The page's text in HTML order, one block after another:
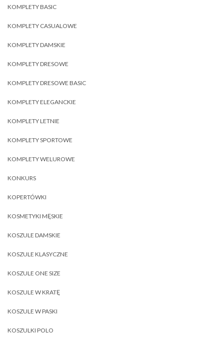
KOMPLETY BASIC
KOMPLETY CASUALOWE
KOMPLETY DAMSKIE
KOMPLETY DRESOWE
KOMPLETY DRESOWE BASIC
KOMPLETY ELEGANCKIE
KOMPLETY LETNIE
KOMPLETY SPORTOWE
KOMPLETY WELUROWE
KONKURS
KOPERTÓWKI
KOSMETYKI MĘSKIE
KOSZULE DAMSKIE
KOSZULE KLASYCZNE
KOSZULE ONE SIZE
KOSZULE W KRATĘ
KOSZULE W PASKI
KOSZULKI POLO